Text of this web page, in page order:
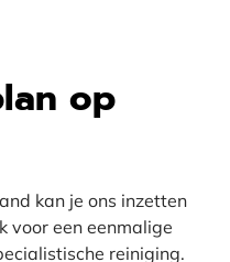
op
kan je ons inzetten
voor een eenmalige
reiniging.